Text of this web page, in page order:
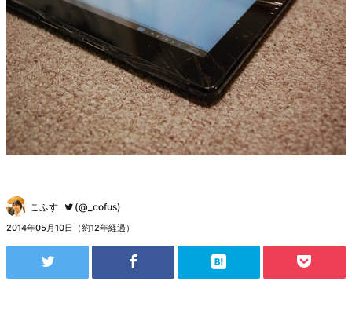
こふす (@_cofus)
2014年05月10日（約12年経過）